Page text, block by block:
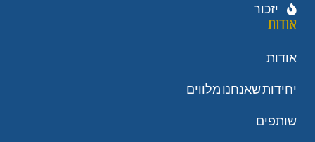
יזכור
אודות
אודות
יחידות שאנחנו מלווים
שותפים